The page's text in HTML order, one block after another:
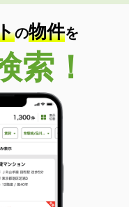
区島田本町１丁目
区八幡
の物件を
索！